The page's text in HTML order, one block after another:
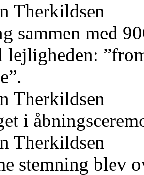
Therkildsen
sammen med
Therkildsen
i
Therkildsen
stemning blev